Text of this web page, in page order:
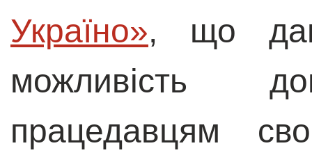
Україно», що
можливість
працедавцям